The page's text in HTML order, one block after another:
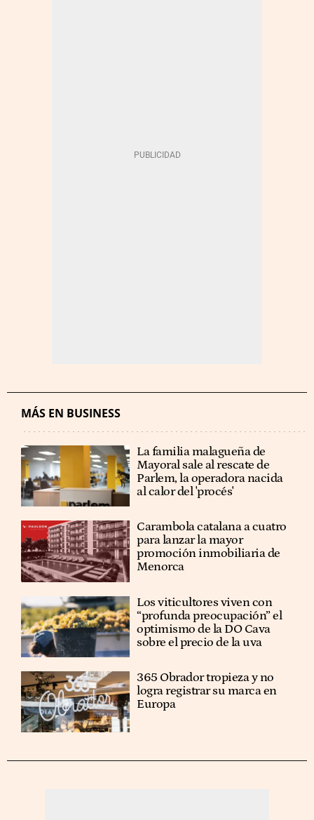
MÁS EN BUSINESS
La familia malagueña de
Mayoral sale al rescate de
Parlem, la operadora nacida
al calor del 'procés'
Carambola catalana a cuatro
para lanzar la mayor
promoción inmobiliaria de
Menorca
Los viticultores viven con
“profunda preocupación” el
optimismo de la DO Cava
sobre el precio de la uva
365 Obrador tropieza y no
logra registrar su marca en
Europa